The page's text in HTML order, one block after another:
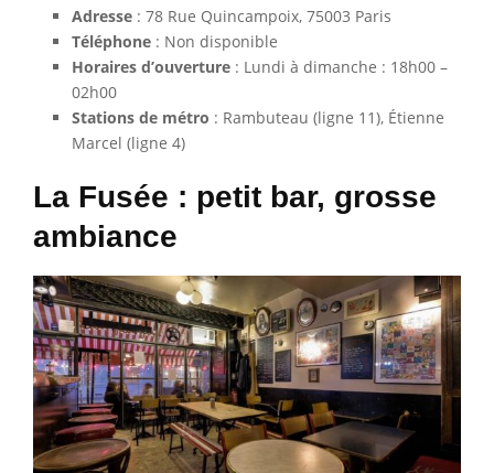
Adresse : 78 Rue Quincampoix, 75003 Paris
Téléphone : Non disponible
Horaires d’ouverture : Lundi à dimanche : 18h00 –
02h00
Stations de métro : Rambuteau (ligne 11), Étienne
Marcel (ligne 4)
La Fusée : petit bar, grosse
ambiance